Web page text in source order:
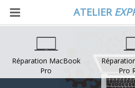
ATELIER
Réparation MacBook
Pro
Pro